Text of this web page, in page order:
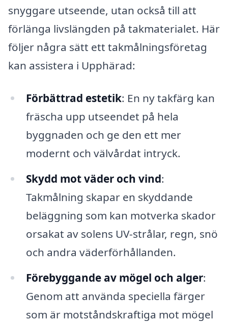
snyggare utseende, utan också till att
förlänga livslängden på takmaterialet. Här
följer några sätt ett takmålningsföretag
kan assistera i Upphärad:
Förbättrad estetik: En ny takfärg kan
fräscha upp utseendet på hela
byggnaden och ge den ett mer
modernt och välvårdat intryck.
Skydd mot väder och vind:
Takmålning skapar en skyddande
beläggning som kan motverka skador
orsakat av solens UV-strålar, regn, snö
och andra väderförhållanden.
Förebyggande av mögel och alger:
Genom att använda speciella färger
som är motståndskraftiga mot mögel